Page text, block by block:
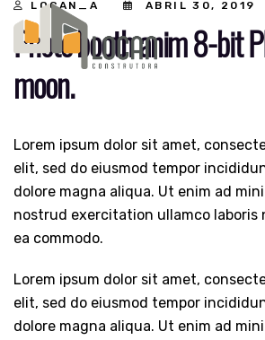
LOCAN_A ABRIL 30, 2019
Photo booth anim 8-bit
moon.
Lorem ipsum dolor sit amet,
elit, sed do eiusmod tempor
dolore magna aliqua. Ut enim ad
nostrud exercitation ullamco laboris
ea commodo.
Lorem ipsum dolor sit amet,
elit, sed do eiusmod tempor
dolore magna aliqua. Ut enim ad